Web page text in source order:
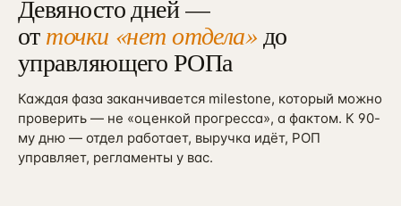
Девяносто дней —
отточки «нет отдела»до
управляющего РОПа
Каждая фаза заканчивается milestone, который можно
проверить — не «оценкой прогресса», а фактом. К 90-
му дню — отдел работает, выручка идёт, РОП
управляет, регламенты у вас.